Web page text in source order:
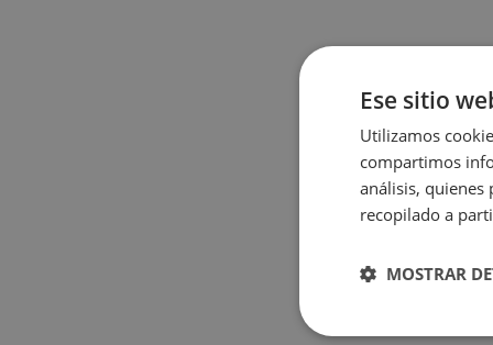
Ese sitio
Utilizamos
compartimos
análisis,
recopilado a
MOSTRAR